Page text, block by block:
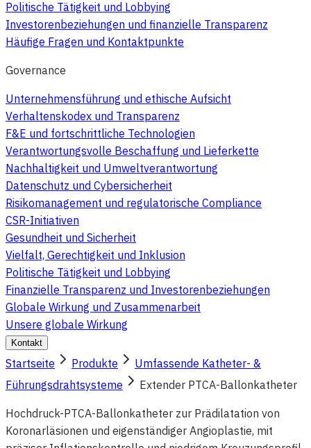
Politische Tätigkeit und Lobbying
Investorenbeziehungen und finanzielle Transparenz
Häufige Fragen und Kontaktpunkte
Governance
Unternehmensführung und ethische Aufsicht
Verhaltenskodex und Transparenz
F&E und fortschrittliche Technologien
Verantwortungsvolle Beschaffung und Lieferkette
Nachhaltigkeit und Umweltverantwortung
Datenschutz und Cybersicherheit
Risikomanagement und regulatorische Compliance
CSR-Initiativen
Gesundheit und Sicherheit
Vielfalt, Gerechtigkeit und Inklusion
Politische Tätigkeit und Lobbying
Finanzielle Transparenz und Investorenbeziehungen
Globale Wirkung und Zusammenarbeit
Unsere globale Wirkung
Kontakt
Startseite Produkte
Umfassende Katheter- &
Führungsdrahtsysteme
Extender PTCA-Ballonkatheter
Hochdruck-PTCA-Ballonkatheter zur Prädilatation von
Koronarläsionen und eigenständiger Angioplastie, mit